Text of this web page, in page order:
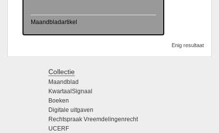
Maandbladartikel
Enig resultaat
Collectie
Maandblad
KwartaalSignaal
Boeken
Digitale uitgaven
Rechtspraak Vreemdelingenrecht
UCERF